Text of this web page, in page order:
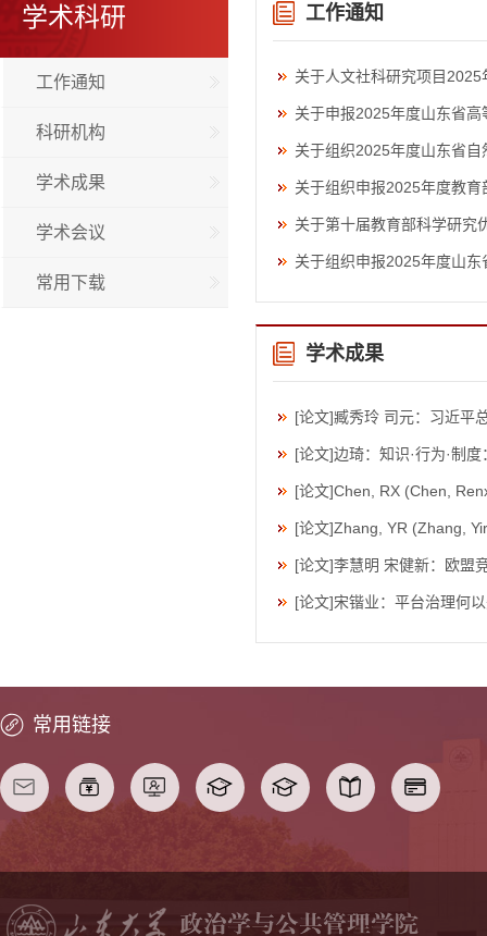
学术科研
工作通知
科研机构
学术成果
学术会议
常用下载
工作通知
关于人文社科研究项目
关于申报2025年度山东省
关于组织2025年度山东省
关于组织申报2025年度教
关于第十届教育部科学研究
关于组织申报2025年度山
学术成果
[论文]臧秀玲 司元：习近平
[论文]边琦：知识·行为·制
[论文]Chen, RX (Chen,
[论文]Zhang, YR (Zhang,
[论文]李慧明 宋健新：欧盟
[论文]宋锴业：平台治理何
常用链接